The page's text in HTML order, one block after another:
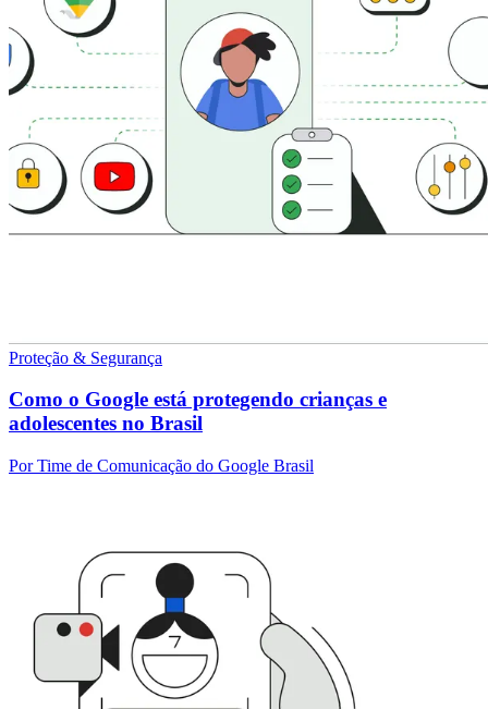
Proteção & Segurança
Como o Google está protegendo crianças e
adolescentes no Brasil
Por Time de Comunicação do Google Brasil